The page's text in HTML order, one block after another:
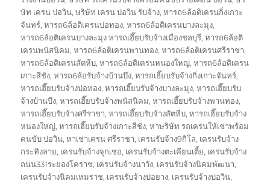
ษัท เครน บ่อวิน,ษริษัท เครน บ่อวิน รับจ้าง,หารถ6ล้อติเครนกิ่งเกาะ
จันทร์,หารถ6ล้อติเครนบ่อทอง,หารถ6ล้อติเครนบางละมุง,
หารถ6ล้อติเครนบางละมุง หารถเฮี๊ยบรับจ้างเมืองชลบุรี,หารถ6ล้อติ
เครนพนัสนิคม,หารถ6ล้อติเครนพานทอง,หารถ6ล้อติเครนศรีราชา,
หารถ6ล้อติเครนสัตหีบ,หารถ6ล้อติเครนหนองใหญ่,หารถ6ล้อติเครน
เกาะสีชัง,หารถ6ล้อรับจ้างบ้านบึง,หารถเฮี๊ยบรับจ้างกิ่งเกาะจันทร์,
หารถเฮี๊ยบรับจ้างบ่อทอง,หารถเฮี๊ยบรับจ้างบางละมุง,หารถเฮี๊ยบรับ
จ้างบ้านบึง,หารถเฮี๊ยบรับจ้างพนัสนิคม,หารถเฮี๊ยบรับจ้างพานทอง,
หารถเฮี๊ยบรับจ้างศรีราชา,หารถเฮี๊ยบรับจ้างสัตหีบ,หารถเฮี๊ยบรับจ้าง
หนองใหญ่,หารถเฮี๊ยบรับจ้างเกาะสีชัง,หาษริษัท รถเครนให้เช่าพร้อม
คนขับ บ่อวิน,หาเช่าเครน ศรีราชา, เครนรับจ้าง9กิโล, เครนรับจ้าง
กระทิงลาย, เครนรับจ้างจุกเชอ, เครนรับจ้างตะเคียนเตี้ย, เครนรับจ้าง
ถนน331ระยองโคราช, เครนรับจ้างนาวัง, เครนรับจ้างนิคมพัฒนา,
เครนรับจ้างนิคมเหมราช, เครนรับจ้างบ่อยาง, เครนรับจ้างบ่อวิน,